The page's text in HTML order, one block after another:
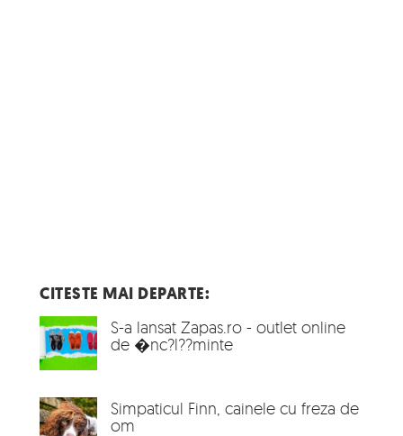
CITESTE MAI DEPARTE:
S-a lansat Zapas.ro - outlet online
de �nc?l??minte
Simpaticul Finn, cainele cu freza de
om